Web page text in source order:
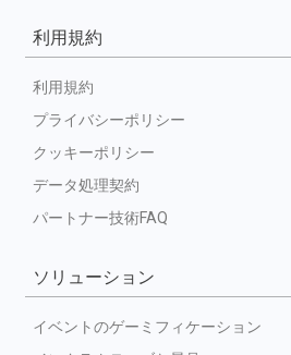
利用規約
利用規約
プライバシーポリシー
クッキーポリシー
データ処理契約
パートナー技術FAQ
ソリューション
イベントのゲーミフィケーション